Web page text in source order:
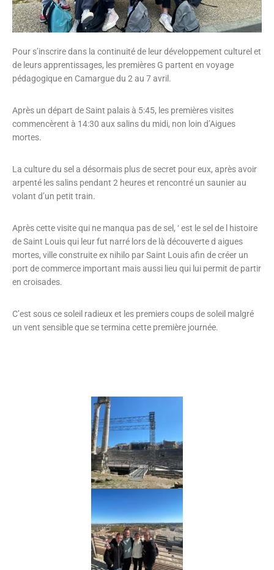
Pour s’inscrire dans la continuité de leur développement culturel et
de leurs apprentissages, les premières G partent en voyage
pédagogique en Camargue du 2 au 7 avril.
Après un départ de Saint palais à 5:45, les premières visites
commencèrent à 14:30 aux salins du midi, non loin d’Aigues
mortes.
La culture du sel a désormais plus de secret pour eux, après avoir
arpenté les salins pendant 2 heures et rencontré un saunier au
volant d’un petit train.
Après cette visite qui ne manqua pas de sel, ‘ est le sel de l histoire
de Saint Louis qui leur fut narré lors de là découverte d aigues
mortes, ville construite ex nihilo par Saint Louis afin de créer un
port de commerce important mais aussi lieu qui lui permit de partir
en croisades.
C’est sous ce soleil radieux et les premiers coups de soleil malgré
un vent sensible que se termina cette première journée.